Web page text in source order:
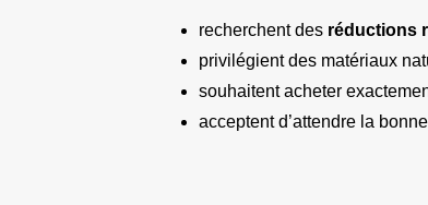
recherchent des réductions
privilégient des matériaux
souhaitent acheter
acceptent d’attendre la